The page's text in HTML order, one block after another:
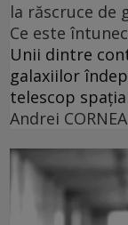
la răscruce de
Ce este
Unii dintre
galaxiilor
telescop
Andrei CORNEA